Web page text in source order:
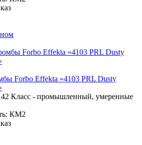
Forbo Effekta «4103 PRL Dusty
42 Класс - промышленный, умеренные
КМ2